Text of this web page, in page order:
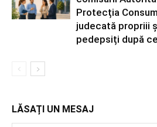
Protecția
judecată propriii
pedepsiți după
LĂSAȚI UN MESAJ